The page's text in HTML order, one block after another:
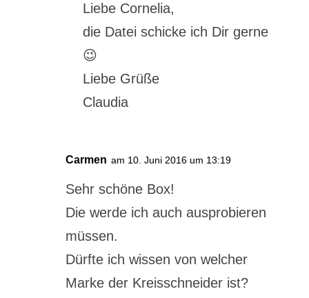
Liebe Cornelia,
die Datei schicke ich Dir gerne
😉
Liebe Grüße
Claudia
Carmen am 10. Juni 2016 um 13:19
Sehr schöne Box!
Die werde ich auch ausprobieren
müssen.
Dürfte ich wissen von welcher
Marke der Kreisschneider ist?